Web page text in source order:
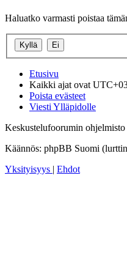
Haluatko varmasti poistaa
Etusivu
Kaikki ajat ovat
Poista evästeet
Viesti Ylläpidolle
Keskustelufoorumin ohjelmisto
Käännös: phpBB Suomi
Yksityisyys | Ehdot